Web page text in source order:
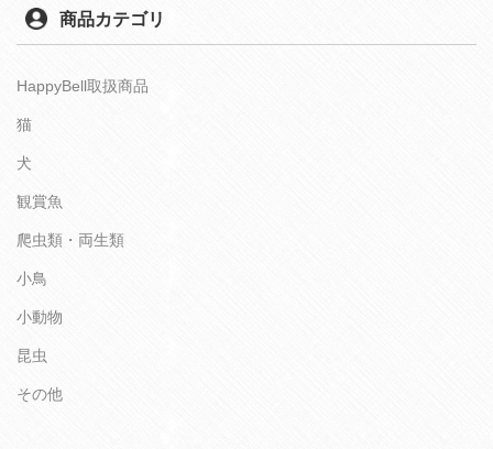
商品カテゴリ
HappyBell取扱商品
猫
犬
観賞魚
爬虫類・両生類
小鳥
小動物
昆虫
その他